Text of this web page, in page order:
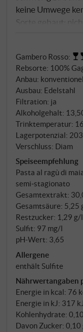
keine Umwege
Sorte gebaut:
Überzeugung,
etwas
Gaglioppo,
bis 5 Tage
Ausbau im Stahl,
Gambero Rosso:
Rebsorte: 100%
Anbau:
Ausbau: Edelstahl
Filtration: ja
Alkoholgehalt:
Trinktemperatur:
Lagerpotenzial:
Verschluss: Diam
Speiseempfehlung
Pasta al ragù di
semi‑stagionato
Gesamtextrakt:
Gesamtsäure: 5,25
Restzucker: 1,29 g/l
Sulfit: 97 mg/l
pH-Wert: 3,65
Allergene
enthält Sulfite
Nährwertangaben
Energie in kcal: 76
Energie in kJ: 317
Kohlenhydrate:
Davon Zucker: 0,10